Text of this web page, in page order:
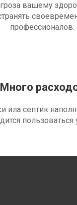
вашему
профессионалов.
Много
ила септик
пользоваться